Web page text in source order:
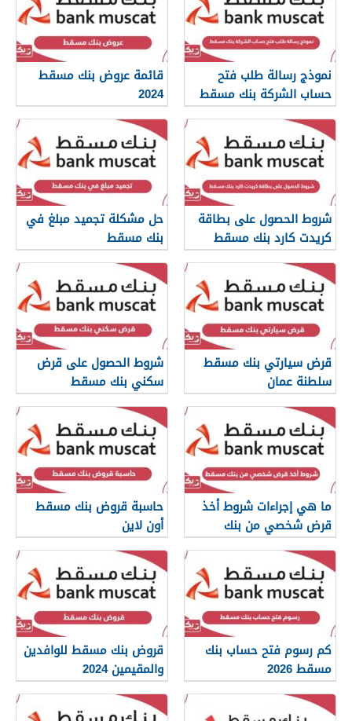
نموذج رسالة طلب فتح
حساب الشركة بنك مسقط
قائمة عروض بنك مسقط
2024
شروط الحصول على بطاقة
كريدت كارد بنك مسقط
حل مشكلة تجميد مبلغ في
بنك مسقط
قرض سيارتي بنك مسقط
سلطنة عمان
شروط الحصول على قرض
سكني بنك مسقط
ما هي إجراءات شروط أخذ
قرض شخصي من بنك
مسقط
حاسبة قروض بنك مسقط
أون لاين
كم رسوم فتح حساب بنك
مسقط 2026
قروض بنك مسقط للوافدين
والمقيمين 2024